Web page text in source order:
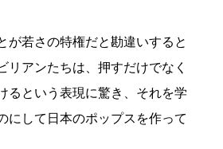
が若さの特権だと勘違いすると
リアンたちは、押すだけでなく
るという表現に驚き、それを学
にして日本のポップスを作って